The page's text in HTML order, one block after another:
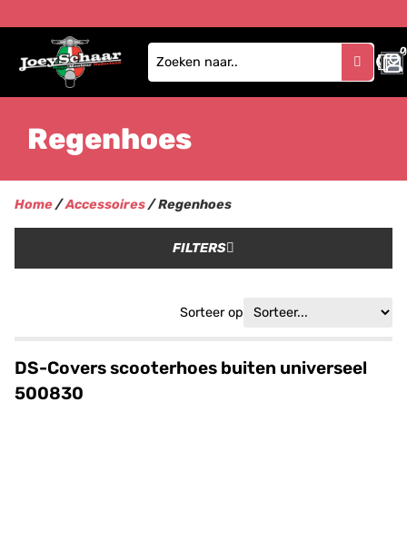
0
0
Regenhoes
Home/Accessoires/ Regenhoes
FILTERS
Sorteer op
DS-Covers scooterhoes buiten universeel
500830